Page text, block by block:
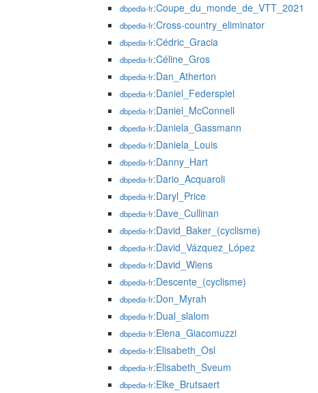
dbpedia-fr:Coupe_du_monde_de_VTT_2021
dbpedia-fr:Cross-country_eliminator
dbpedia-fr:Cédric_Gracia
dbpedia-fr:Céline_Gros
dbpedia-fr:Dan_Atherton
dbpedia-fr:Daniel_Federspiel
dbpedia-fr:Daniel_McConnell
dbpedia-fr:Daniela_Gassmann
dbpedia-fr:Daniela_Louis
dbpedia-fr:Danny_Hart
dbpedia-fr:Dario_Acquaroli
dbpedia-fr:Daryl_Price
dbpedia-fr:Dave_Cullinan
dbpedia-fr:David_Baker_(cyclisme)
dbpedia-fr:David_Vázquez_López
dbpedia-fr:David_Wiens
dbpedia-fr:Descente_(cyclisme)
dbpedia-fr:Don_Myrah
dbpedia-fr:Dual_slalom
dbpedia-fr:Elena_Giacomuzzi
dbpedia-fr:Elisabeth_Osl
dbpedia-fr:Elisabeth_Sveum
dbpedia-fr:Elke_Brutsaert